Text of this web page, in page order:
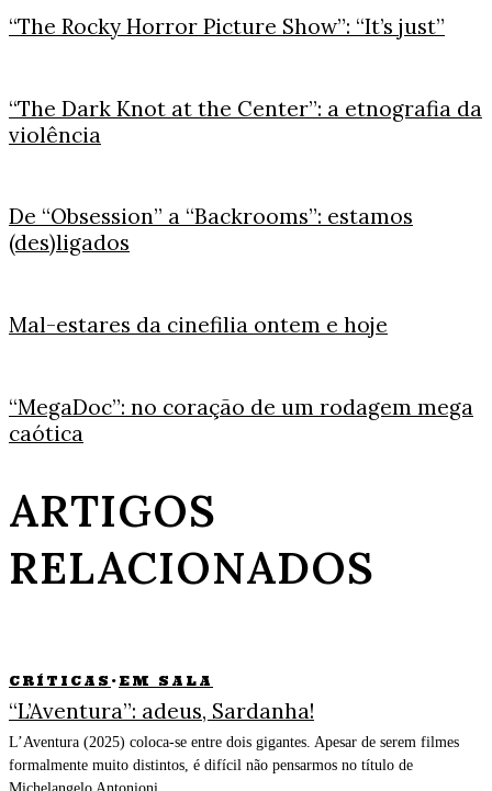
“The Rocky Horror Picture Show”: “It’s just”
“The Dark Knot at the Center”: a etnografia da
violência
De “Obsession” a “Backrooms”: estamos
(des)ligados
Mal-estares da cinefilia ontem e hoje
“MegaDoc”: no coração de um rodagem mega
caótica
ARTIGOS
RELACIONADOS
CRÍTICAS · EM SALA
“L’Aventura”: adeus, Sardanha!
L’Aventura (2025) coloca-se entre dois gigantes. Apesar de serem filmes
formalmente muito distintos, é difícil não pensarmos no título de